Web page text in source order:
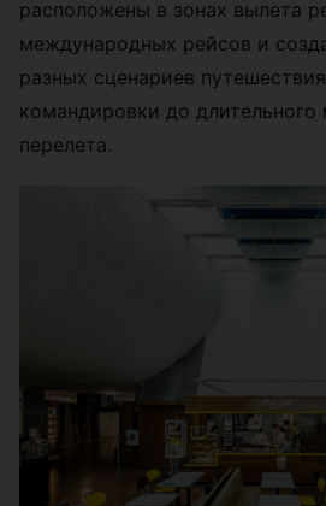
расположены в зонах вылета
международных рейсов и
разных сценариев
командировки до
перелета.